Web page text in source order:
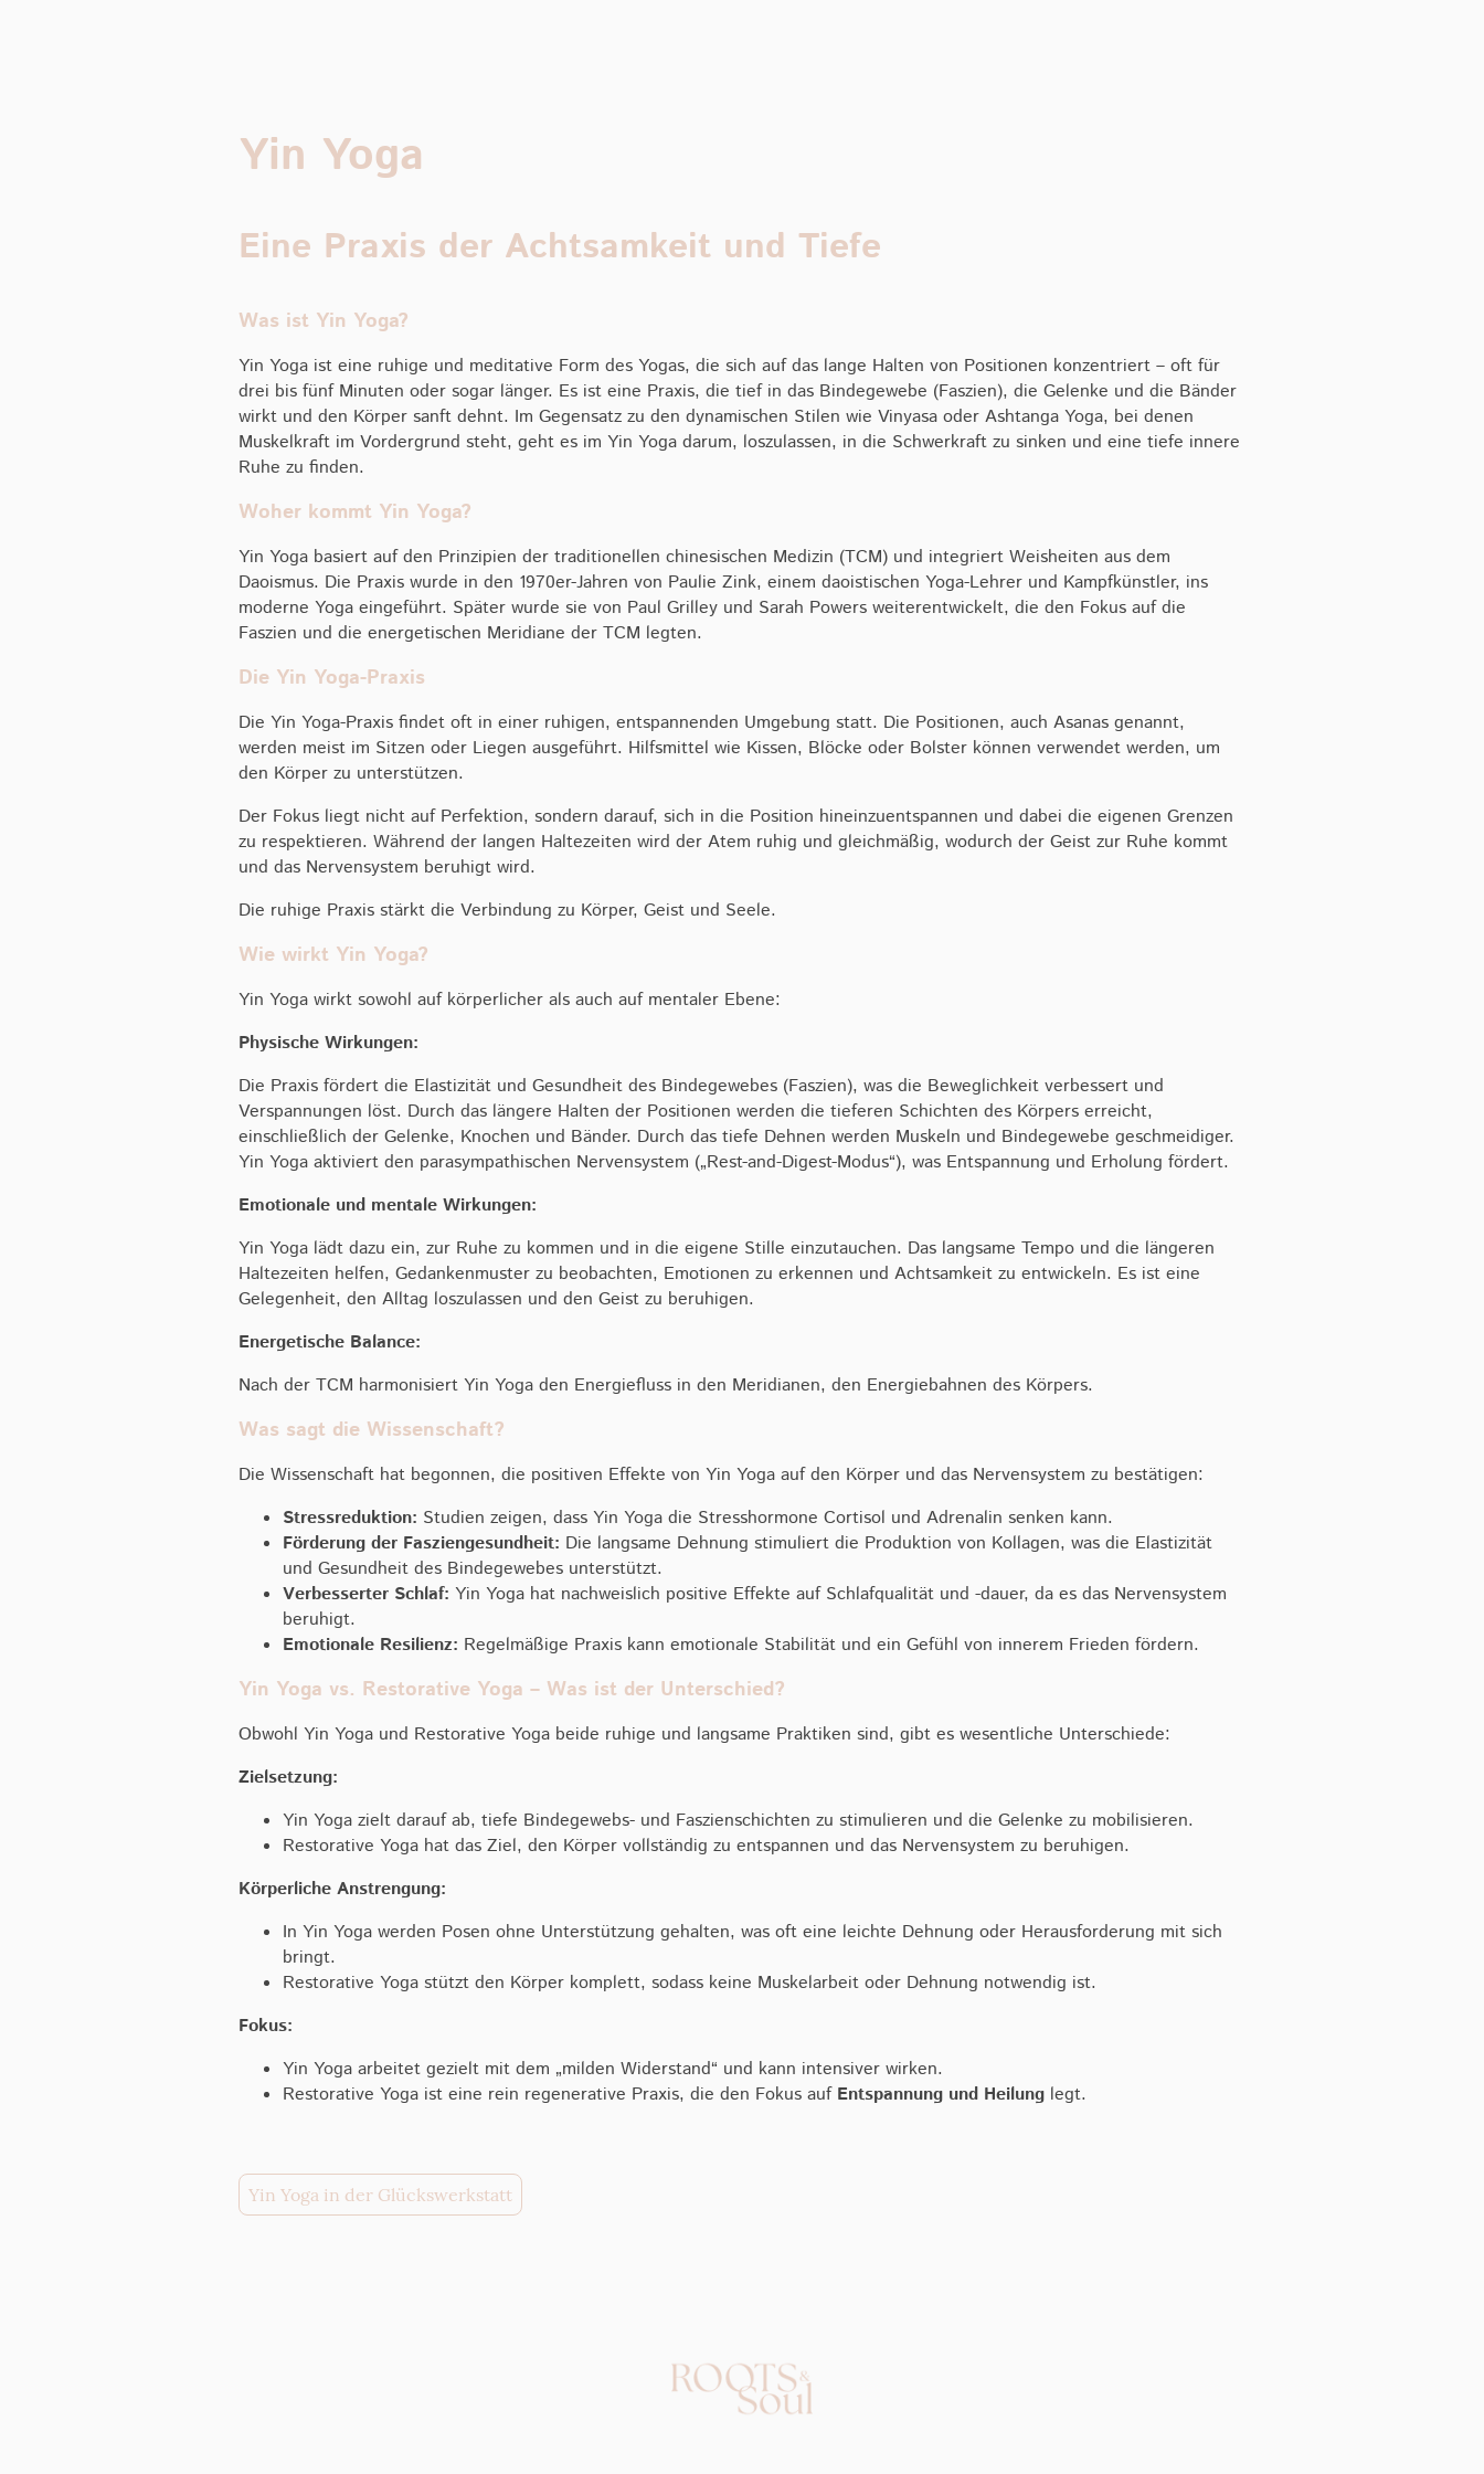
Yin Yoga
Eine Praxis der Achtsamkeit und Tiefe
Was ist Yin Yoga?
Yin Yoga ist eine ruhige und meditative Form des Yogas, die sich auf das lange Halten von Positionen konzentriert – oft für
drei bis fünf Minuten oder sogar länger. Es ist eine Praxis, die tief in das Bindegewebe (Faszien), die Gelenke und die Bänder
wirkt und den Körper sanft dehnt. Im Gegensatz zu den dynamischen Stilen wie Vinyasa oder Ashtanga Yoga, bei denen
Muskelkraft im Vordergrund steht, geht es im Yin Yoga darum, loszulassen, in die Schwerkraft zu sinken und eine tiefe innere
Ruhe zu finden.
Woher kommt Yin Yoga?
Yin Yoga basiert auf den Prinzipien der traditionellen chinesischen Medizin (TCM) und integriert Weisheiten aus dem
Daoismus. Die Praxis wurde in den 1970er-Jahren von Paulie Zink, einem daoistischen Yoga-Lehrer und Kampfkünstler, ins
moderne Yoga eingeführt. Später wurde sie von Paul Grilley und Sarah Powers weiterentwickelt, die den Fokus auf die
Faszien und die energetischen Meridiane der TCM legten.
Die Yin Yoga-Praxis
Die Yin Yoga-Praxis findet oft in einer ruhigen, entspannenden Umgebung statt. Die Positionen, auch Asanas genannt,
werden meist im Sitzen oder Liegen ausgeführt. Hilfsmittel wie Kissen, Blöcke oder Bolster können verwendet werden, um
den Körper zu unterstützen.
Der Fokus liegt nicht auf Perfektion, sondern darauf, sich in die Position hineinzuentspannen und dabei die eigenen Grenzen
zu respektieren. Während der langen Haltezeiten wird der Atem ruhig und gleichmäßig, wodurch der Geist zur Ruhe kommt
und das Nervensystem beruhigt wird.
Die ruhige Praxis stärkt die Verbindung zu Körper, Geist und Seele.
Wie wirkt Yin Yoga?
Yin Yoga wirkt sowohl auf körperlicher als auch auf mentaler Ebene:
Physische Wirkungen:
Die Praxis fördert die Elastizität und Gesundheit des Bindegewebes (Faszien), was die Beweglichkeit verbessert und
Verspannungen löst. Durch das längere Halten der Positionen werden die tieferen Schichten des Körpers erreicht,
einschließlich der Gelenke, Knochen und Bänder. Durch das tiefe Dehnen werden Muskeln und Bindegewebe geschmeidiger.
Yin Yoga aktiviert den parasympathischen Nervensystem („Rest-and-Digest-Modus“), was Entspannung und Erholung fördert.
Emotionale und mentale Wirkungen:
Yin Yoga lädt dazu ein, zur Ruhe zu kommen und in die eigene Stille einzutauchen. Das langsame Tempo und die längeren
Haltezeiten helfen, Gedankenmuster zu beobachten, Emotionen zu erkennen und Achtsamkeit zu entwickeln. Es ist eine
Gelegenheit, den Alltag loszulassen und den Geist zu beruhigen.
Energetische Balance:
Nach der TCM harmonisiert Yin Yoga den Energiefluss in den Meridianen, den Energiebahnen des Körpers.
Was sagt die Wissenschaft?
Die Wissenschaft hat begonnen, die positiven Effekte von Yin Yoga auf den Körper und das Nervensystem zu bestätigen:
Stressreduktion: Studien zeigen, dass Yin Yoga die Stresshormone Cortisol und Adrenalin senken kann.
Förderung der Fasziengesundheit: Die langsame Dehnung stimuliert die Produktion von Kollagen, was die Elastizität
und Gesundheit des Bindegewebes unterstützt.
Verbesserter Schlaf: Yin Yoga hat nachweislich positive Effekte auf Schlafqualität und -dauer, da es das Nervensystem
beruhigt.
Emotionale Resilienz: Regelmäßige Praxis kann emotionale Stabilität und ein Gefühl von innerem Frieden fördern.
Yin Yoga vs. Restorative Yoga – Was ist der Unterschied?
Obwohl Yin Yoga und Restorative Yoga beide ruhige und langsame Praktiken sind, gibt es wesentliche Unterschiede:
Zielsetzung:
Yin Yoga zielt darauf ab, tiefe Bindegewebs- und Faszienschichten zu stimulieren und die Gelenke zu mobilisieren.
Restorative Yoga hat das Ziel, den Körper vollständig zu entspannen und das Nervensystem zu beruhigen.
Körperliche Anstrengung:
In Yin Yoga werden Posen ohne Unterstützung gehalten, was oft eine leichte Dehnung oder Herausforderung mit sich
bringt.
Restorative Yoga stützt den Körper komplett, sodass keine Muskelarbeit oder Dehnung notwendig ist.
Fokus:
Yin Yoga arbeitet gezielt mit dem „milden Widerstand“ und kann intensiver wirken.
Restorative Yoga ist eine rein regenerative Praxis, die den Fokus auf Entspannung und Heilung legt.
Yin Yoga in der Glückswerkstatt